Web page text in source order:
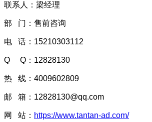
联系人：梁经理
部 门：售前咨询
电 话：15210303112
Q Q： 12828130
热 线：4009602809
邮 箱：12828130@qq.com
网 站： https://www.tantan-ad.com/